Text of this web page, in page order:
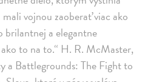
vojnou zaoberať viac ako
a elegantne
to na to.“ H. R. McMaster,
Battlegrounds: The Fight to